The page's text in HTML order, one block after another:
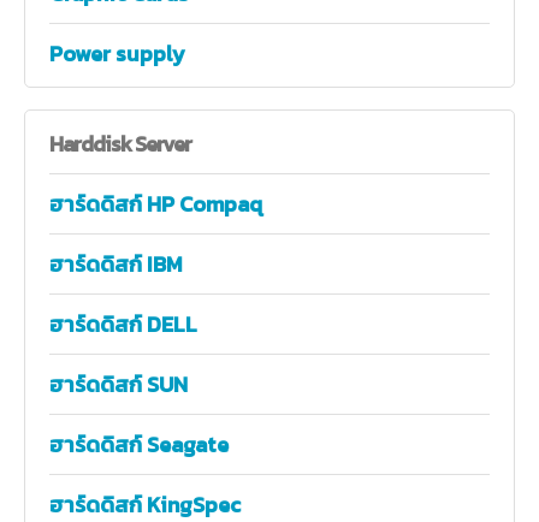
Power supply
HarddiskServer
ฮาร์ดดิสก์ HP Compaq
ฮาร์ดดิสก์ IBM
ฮาร์ดดิสก์ DELL
ฮาร์ดดิสก์ SUN
ฮาร์ดดิสก์ Seagate
ฮาร์ดดิสก์ KingSpec